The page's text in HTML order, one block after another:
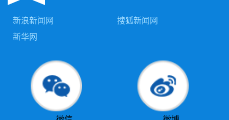
新浪新闻网
搜狐新闻网
新华网